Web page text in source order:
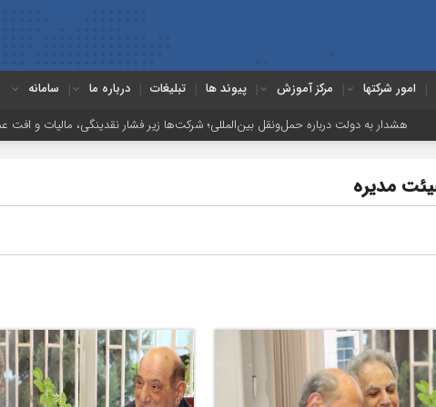
امور شرکتها مرکز آموزش پیوند ها تبلیغات درباره ما سامانه
حمل‌ونقل بین‌المللی؛ شرکت‌ها زیر فشار نقدینگی، مالیات و افت عملیات بررسی
مدیره